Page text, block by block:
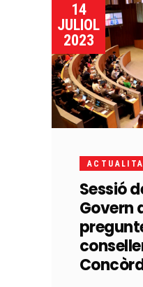
14
JULIOL
2023
Sessió
Govern